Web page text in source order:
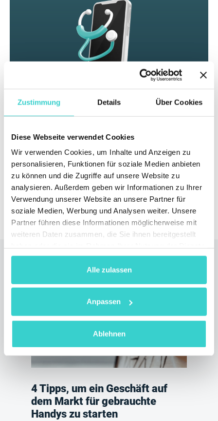
Zustimmung Details Über Cookies
Diese Webseite verwendet Cookies
Wir verwenden Cookies, um Inhalte und Anzeigen zu
personalisieren, Funktionen für soziale Medien anbieten
zu können und die Zugriffe auf unsere Website zu
analysieren. Außerdem geben wir Informationen zu Ihrer
Verwendung unserer Website an unsere Partner für
soziale Medien, Werbung und Analysen weiter. Unsere
Partner führen diese Informationen möglicherweise mit
weiteren Daten zusammen, die Sie ihnen bereitgestellt
gesammelt haben.
Alle zulassen
Anpassen
Ablehnen
Rücksendungen für Ihr Unternehmen mit NSYS
Diagnostics
Demo anfordern
Lesen Sie auch
4 Tipps, um ein Geschäft auf
dem Markt für gebrauchte
Handys zu starten